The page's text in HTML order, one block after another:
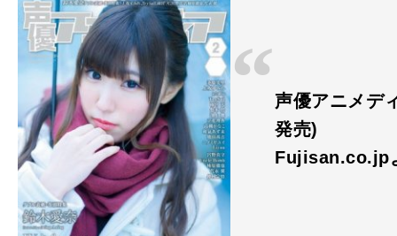
声優アニメデ
発売)
Fujisan.co.jp